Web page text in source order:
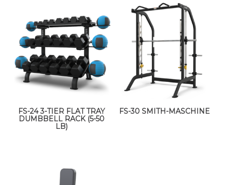
FS-24 3-TIER FLAT TRAY
DUMBBELL RACK (5-50
LB)
FS-30 SMITH-MASCHINE